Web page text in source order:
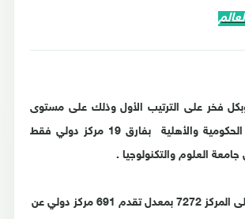
فخر على الترتيب الأول وذلك على مستوى
الجامعات اليمنية الحكومية والأهلية بفارق 19 مركز دولي فقط
العلوم والتكنولوجيا .
حصلت الجامعة على المركز 7272 بمعدل تقدم 691 مركز دولي عن